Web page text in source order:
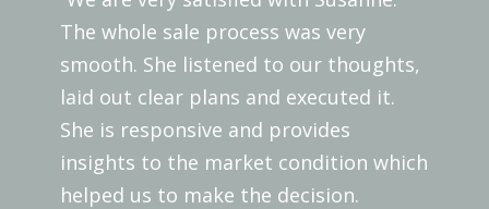
The whole sale process was very
smooth. She listened to our thoughts,
laid out clear plans and executed it.
She is responsive and provides
insights to the market condition which
helped us to make the decision.